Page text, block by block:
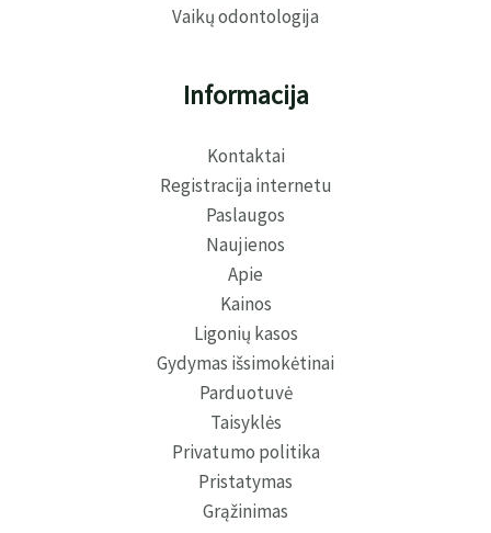
Vaikų odontologija
Informacija
Kontaktai
Registracija internetu
Paslaugos
Naujienos
Apie
Kainos
Ligonių kasos
Gydymas išsimokėtinai
Parduotuvė
Taisyklės
Privatumo politika
Pristatymas
Grąžinimas